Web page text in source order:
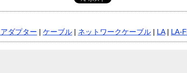
ダプター ケーブル ネットワークケーブル LA| LA-